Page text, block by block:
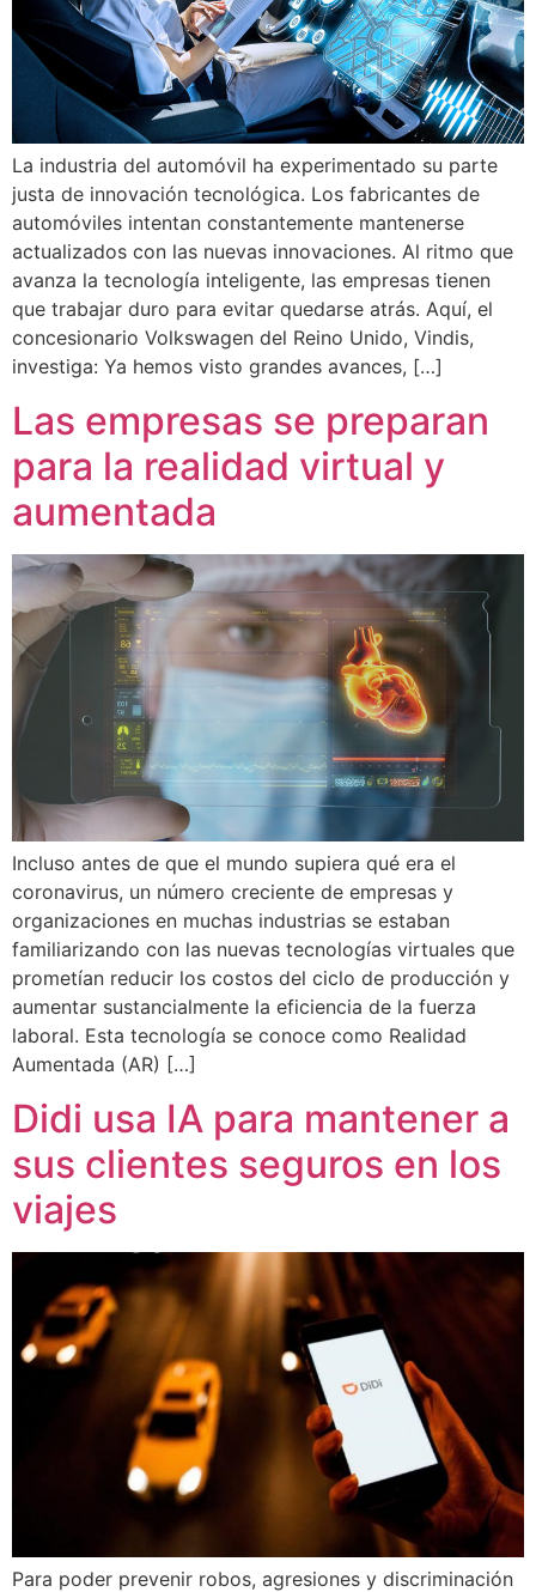
La industria del automóvil ha experimentado su parte
justa de innovación tecnológica. Los fabricantes de
automóviles intentan constantemente mantenerse
actualizados con las nuevas innovaciones. Al ritmo que
avanza la tecnología inteligente, las empresas tienen
que trabajar duro para evitar quedarse atrás. Aquí, el
concesionario Volkswagen del Reino Unido, Vindis,
investiga: Ya hemos visto grandes avances, […]
Las empresas se preparan
para la realidad virtual y
aumentada
Incluso antes de que el mundo supiera qué era el
coronavirus, un número creciente de empresas y
organizaciones en muchas industrias se estaban
familiarizando con las nuevas tecnologías virtuales que
prometían reducir los costos del ciclo de producción y
aumentar sustancialmente la eficiencia de la fuerza
laboral. Esta tecnología se conoce como Realidad
Aumentada (AR) […]
Didi usa IA para mantener a
sus clientes seguros en los
viajes
Para poder prevenir robos, agresiones y discriminación